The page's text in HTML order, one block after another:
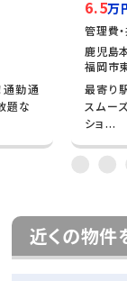
通勤通
題な
6.5万
管理費
鹿児島
福岡市
最寄り
スムー
ショ...
近くの物件